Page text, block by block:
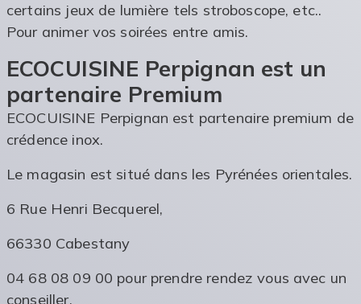
certains jeux de lumière tels stroboscope, etc..
Pour animer vos soirées entre amis.
ECOCUISINE Perpignan est un
partenaire Premium
ECOCUISINE Perpignan est partenaire premium de
crédence inox.
Le magasin est situé dans les Pyrénées orientales.
6 Rue Henri Becquerel,
66330 Cabestany
04 68 08 09 00 pour prendre rendez vous avec un
conseiller.